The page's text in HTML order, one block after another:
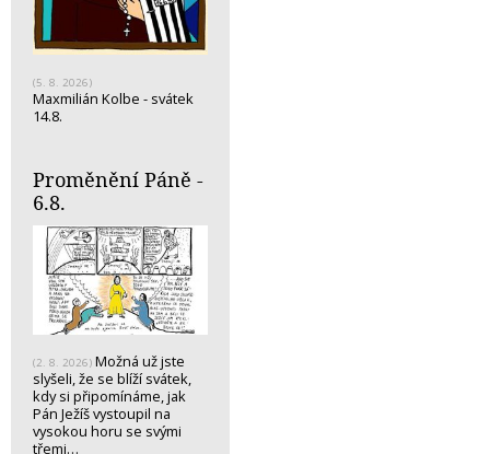
(5. 8. 2026)
Maxmilián Kolbe - svátek
14.8.
Proměnění Páně -
6.8.
(2. 8. 2026) Možná už jste
slyšeli, že se blíží svátek,
kdy si připomínáme, jak
Pán Ježíš vystoupil na
vysokou horu se svými
třemi…